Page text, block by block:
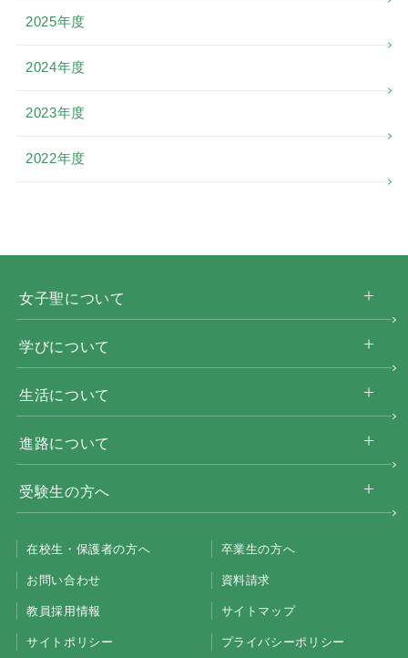
2025年度
2024年度
2023年度
2022年度
女子聖について
学びについて
生活について
進路について
受験生の方へ
在校生・保護者の方へ 卒業生の方へ
お問い合わせ 資料請求
教員採用情報 サイトマップ
サイトポリシー プライバシーポリシー